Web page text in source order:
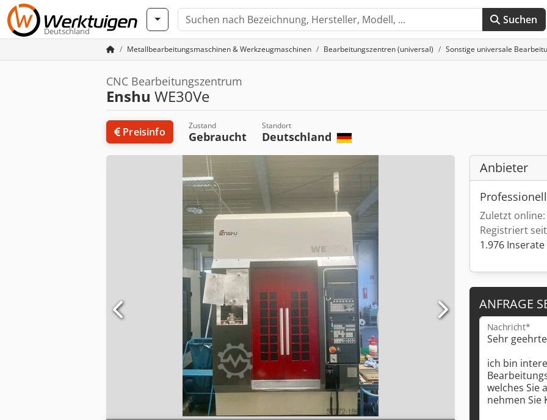
Deutschland
Suchen
Metallbearbeitungsmaschinen & Werkzeugmaschinen Bearbeitungszentren (universal) Sonstige universale
CNC Bearbeitungszentrum
Enshu WE30Ve
Preisinfo Zustand
Gebraucht
Standort
Deutschland
Anbieter
Zuletzt
Registriert
1.976
ANFRAGE
Nachricht*